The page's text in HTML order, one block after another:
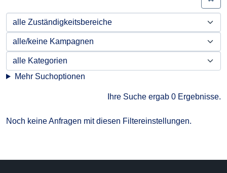
Mehr Suchoptionen
Ihre Suche ergab 0 Ergebnisse.
Noch keine Anfragen mit diesen Filtereinstellungen.